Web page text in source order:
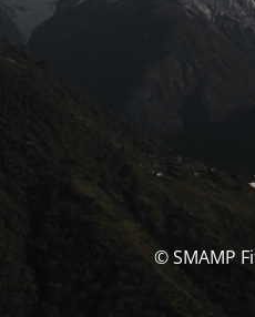
© SMAMP